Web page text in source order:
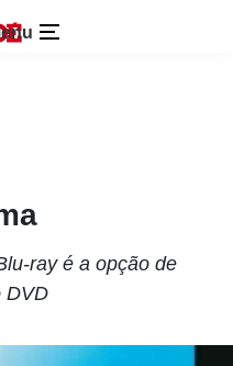
ray é a opção de
DVD